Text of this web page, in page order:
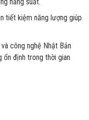
tiết kiệm năng lượng giúp
công nghệ Nhật Bản
định trong thời gian